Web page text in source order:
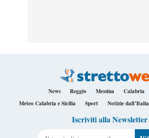
News Reggio Messina Calabria
Meteo Calabria e Sicilia
Sport Notizie dall’Italia
Iscriviti alla Newsletter